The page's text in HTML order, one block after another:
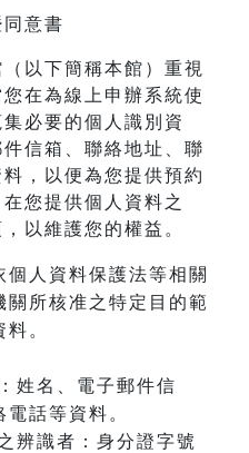
意書
以下簡稱本館）重視
在為線上申辦系統使
必要的個人識別資
信箱、聯絡地址、聯
，以便為您提供預約
您提供個人資料之
以維護您的權益。
人資料保護法等相關
關所核准之特定目的範
。
姓名、電子郵件信
話等資料。
辨識者：身分證字號